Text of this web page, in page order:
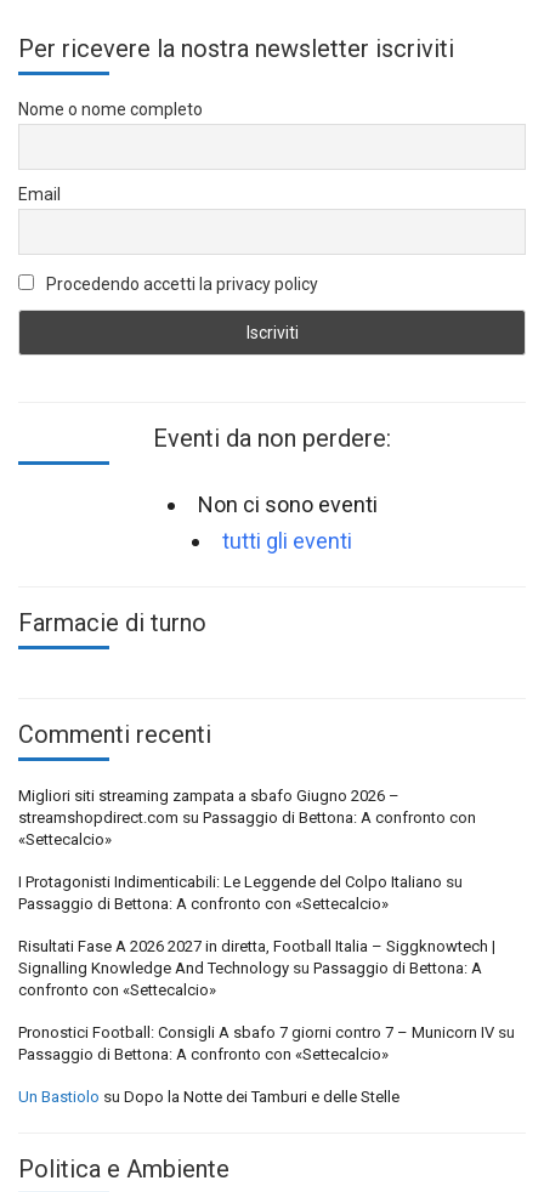
Per ricevere la nostra newsletter iscriviti
Nome o nome completo
Email
Procedendo accetti la privacy policy
Eventi da non perdere:
Non ci sono eventi
tutti gli eventi
Farmacie di turno
Commenti recenti
Migliori siti streaming zampata a sbafo Giugno 2026 –
streamshopdirect.com su Passaggio di Bettona: A confronto con
«Settecalcio»
I Protagonisti Indimenticabili: Le Leggende del Colpo Italiano su
Passaggio di Bettona: A confronto con «Settecalcio»
Risultati Fase A 2026 2027 in diretta, Football Italia – Siggknowtech |
Signalling Knowledge And Technology su Passaggio di Bettona: A
confronto con «Settecalcio»
Pronostici Football: Consigli A sbafo 7 giorni contro 7 – Municorn IV su
Passaggio di Bettona: A confronto con «Settecalcio»
Un Bastiolo su Dopo la Notte dei Tamburi e delle Stelle
Politica e Ambiente